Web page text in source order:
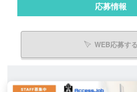
応募情報
WEB応募する